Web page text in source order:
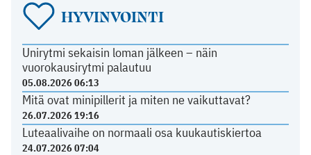
HYVINVOINTI
Unirytmi sekaisin loman jälkeen – näin
vuorokausirytmi palautuu
05.08.2026 06:13
Mitä ovat minipillerit ja miten ne vaikuttavat?
26.07.2026 19:16
Luteaalivaihe on normaali osa kuukautiskiertoa
24.07.2026 07:04